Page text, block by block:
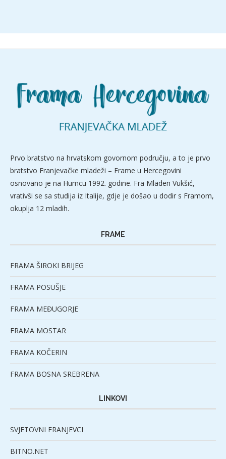
Prvo bratstvo na hrvatskom govornom području, a to je prvo
bratstvo Franjevačke mladeži – Frame u Hercegovini
osnovano je na Humcu 1992. godine. Fra Mladen Vukšić,
vrativši se sa studija iz Italije, gdje je došao u dodir s Framom,
okuplja 12 mladih.
FRAME
FRAMA ŠIROKI BRIJEG
FRAMA POSUŠJE
FRAMA MEĐUGORJE
FRAMA MOSTAR
FRAMA KOČERIN
FRAMA BOSNA SREBRENA
LINKOVI
SVJETOVNI FRANJEVCI
BITNO.NET